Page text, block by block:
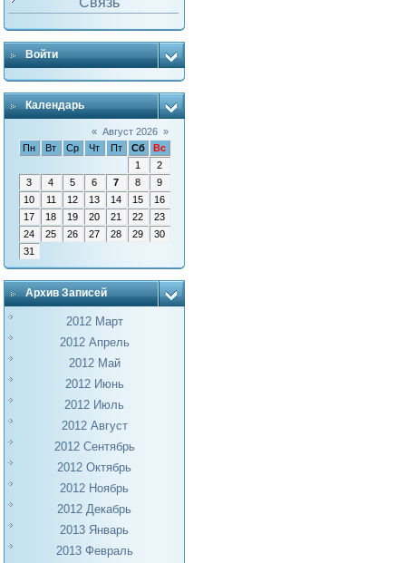
Войти
Календарь
« Август 2026 »
Пн
Вт Ср Чт Пт Сб
Вс
1
2
3
4 5 6 7 8
9
10
11 12 13 14 15
16
17
18 19 20 21 22
23
24
25 26 27 28 29
30
31
Архив Записей
2012 Март
2012 Апрель
2012 Май
2012 Июнь
2012 Июль
2012 Август
2012 Сентябрь
2012 Октябрь
2012 Ноябрь
2012 Декабрь
2013 Январь
2013 Февраль